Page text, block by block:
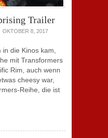
Trailer
OKTOBER 8, 2017
die Kinos kam,
mit Transformers
Rim, auch wenn
cheesy war,
Reihe, die ist